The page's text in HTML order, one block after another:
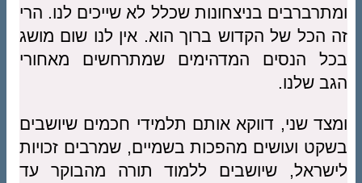
ומתרברבים בניצחונות שכלל לא שייכים לנו. הרי
זה הכל של הקדוש ברוך הוא. אין לנו שום מושג
בכל הנסים המדהימים שמתרחשים מאחורי
הגב שלנו.
ומצד שני, דווקא אותם תלמידי חכמים שיושבים
בשקט ועושים מהפכות בשמיים, שמרבים זכויות
לישראל, שיושבים ללמוד תורה מהבוקר עד